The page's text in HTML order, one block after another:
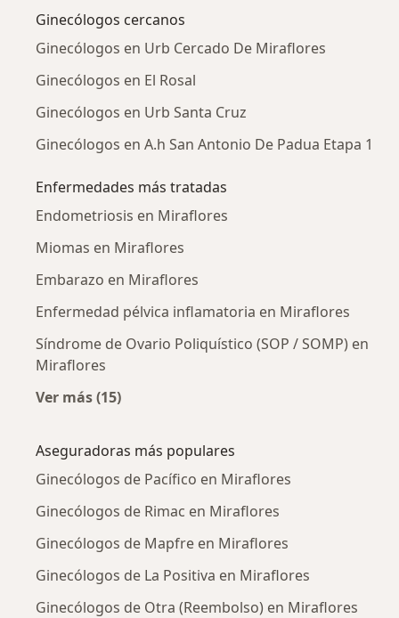
Ginecólogos cercanos
Ginecólogos en Urb Cercado De Miraflores
Ginecólogos en El Rosal
Ginecólogos en Urb Santa Cruz
Ginecólogos en A.h San Antonio De Padua Etapa 1
Enfermedades más tratadas
Endometriosis en Miraflores
Miomas en Miraflores
Embarazo en Miraflores
Enfermedad pélvica inflamatoria en Miraflores
Síndrome de Ovario Poliquístico (SOP / SOMP) en
Miraflores
Ver más (15)
Aseguradoras más populares
Ginecólogos de Pacífico en Miraflores
Ginecólogos de Rimac en Miraflores
Ginecólogos de Mapfre en Miraflores
Ginecólogos de La Positiva en Miraflores
Ginecólogos de Otra (Reembolso) en Miraflores